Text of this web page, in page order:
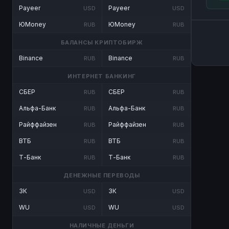
Payeer USD
ЮMoney RUB
Payeer USD
ЮMoney RUB
БАЛАНСЫ КРИПТОБИРЖ
Binance RUB Binance RUB
ИНТЕРНЕТ БАНКИНГ
СБЕР RUB
Альфа-Банк RUB
Райффайзен RUB
ВТБ RUB
Т-Банк RUB
СБЕР RUB
Альфа-Банк RUB
Райффайзен RUB
ВТБ RUB
Т-Банк RUB
ДЕНЕЖНЫЕ ПЕРЕВОДЫ
ЗК USD
WU USD
ЗК USD
WU USD
НАЛИЧНЫЕ ДЕНЬГИ